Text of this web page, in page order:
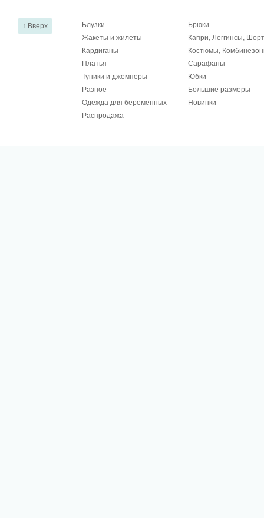
↑ Вверх Блузки
Брюки
Жакеты и жилеты
Капри, Леггинсы,
Кардиганы
Костюмы,
Платья
Сарафаны
Туники и джемперы
Юбки
Разное
Большие размеры
Одежда для беременных
Новинки
Распродажа